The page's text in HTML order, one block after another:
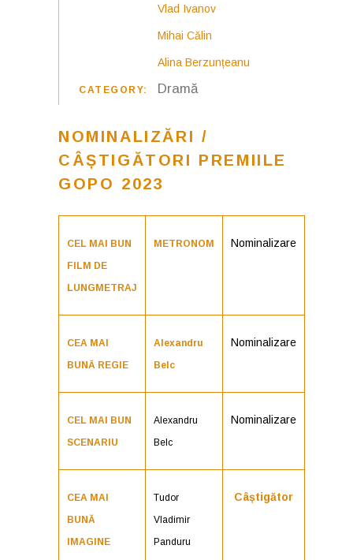
Vlad Ivanov
Mihai Călin
Alina Berzunțeanu
CATEGORY: Dramă
NOMINALIZĂRI /
CÂȘTIGĂTORI PREMIILE
GOPO 2023
CEL MAI BUN
FILM DE
LUNGMETRAJ
METRONOM Nominalizare
CEA MAI
BUNĂ REGIE
Alexandru
Belc
Nominalizare
CEL MAI BUN
SCENARIU
Alexandru
Belc
Nominalizare
CEA MAI
BUNĂ
IMAGINE
Tudor
Vladimir
Panduru
Câștigător